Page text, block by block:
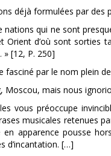
déjà formulées par des
qui ne sont
Orient d’où sont sorties
[12, P. 250]
fasciné par le nom plein
Moscou, mais nous
vous préoccupe
musicales retenues
en apparence pousse
d’incantation. […]